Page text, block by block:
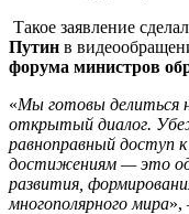
Такое заявление
Путин в
форума министров
«Мы готовы делиться
открытый диалог.
равноправный доступ
достижениям — это
развития,
многополярного мира»,